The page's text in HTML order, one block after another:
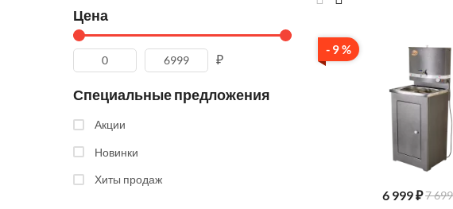
Цена
₽
Специальные предложения
Акции
Новинки
Хиты продаж
- 9 %
6 999₽7